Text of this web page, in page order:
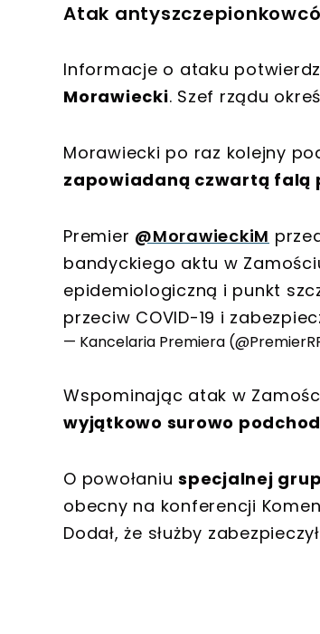
Atak
Informacje o ataku
Morawiecki. Szef rządu
Morawiecki po raz kolejny
zapowiadaną czwartą falą
Premier @MorawieckiM
bandyckiego aktu w
epidemiologiczną i punkt
przeciw COVID-19 i
— Kancelaria Premiera
Wspominając atak w
wyjątkowo surowo
O powołaniu specjalnej
obecny na konferencji
Dodał, że służby